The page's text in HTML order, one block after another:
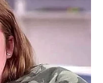
mengenyangkan
pandan untuk
juga beberapa daerah
nangka atau labu